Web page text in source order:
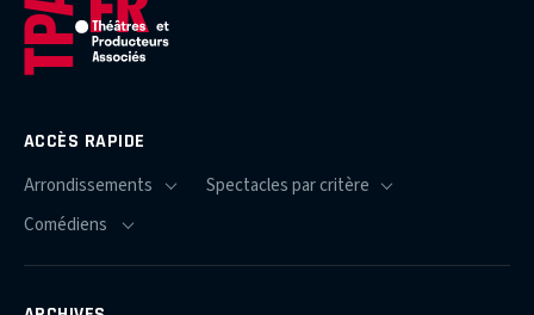
ACCÈS RAPIDE